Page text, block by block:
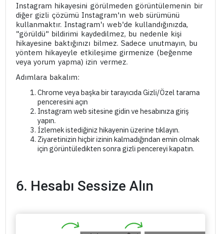
Instagram hikayesini görülmeden görüntülemenin bir
diğer gizli çözümü Instagram'ın web sürümünü
kullanmaktır. Instagram'ı web'de kullandığınızda,
"görüldü" bildirimi kaydedilmez, bu nedenle kişi
hikayesine baktığınızı bilmez. Sadece unutmayın, bu
yöntem hikayeyle etkileşime girmenize (beğenme
veya yorum yapma) izin vermez.
Adımlara bakalım:
Chrome veya başka bir tarayıcıda Gizli/Özel tarama
penceresini açın
Instagram web sitesine gidin ve hesabınıza giriş
yapın.
İzlemek istediğiniz hikayenin üzerine tıklayın.
Ziyaretinizin hiçbir izinin kalmadığından emin olmak
için görüntüledikten sonra gizli pencereyi kapatın.
6. Hesabı Sessize Alın